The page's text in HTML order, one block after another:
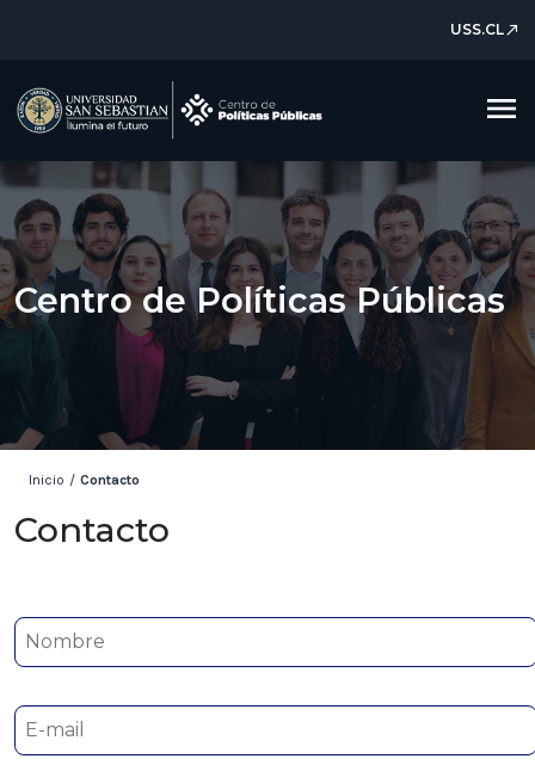
USS.CLnorth_east
menu
Centro de Políticas Públicas
Inicio / Contacto
Contacto